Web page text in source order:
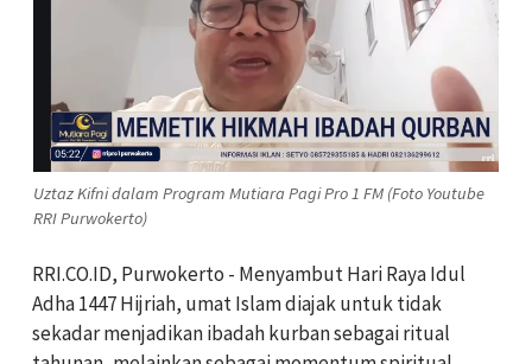
Uztaz Kifni dalam Program Mutiara Pagi Pro 1 FM (Foto Youtube
RRI Purwokerto)
RRI.CO.ID, Purwokerto - Menyambut Hari Raya Idul
Adha 1447 Hijriah, umat Islam diajak untuk tidak
sekadar menjadikan ibadah kurban sebagai ritual